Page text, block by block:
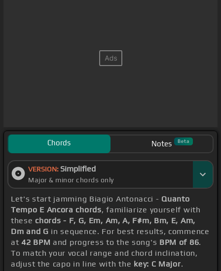
Chords Notes Beta
VERSION: Simplified
Major & minor chords only
Let's start jamming Biagio Antonacci - Quanto
Tempo E Ancora chords, familiarize yourself with
these chords - F, G, Em, Am, A, F#m, Bm, E, Am,
Dm and G in sequence. For best results, commence
at42 BPM and progress to the song's BPM of 86.
To match your vocal range and chord inclination,
adjust the capo in line with the key: C Major.